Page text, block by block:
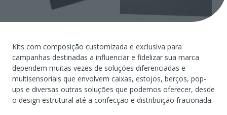
Kits com composição customizada e exclusiva para
campanhas destinadas a influenciar e fidelizar sua marca
dependem muitas vezes de soluções diferenciadas e
multisensoriais que envolvem caixas, estojos, berços, pop-
ups e diversas outras soluções que podemos oferecer, desde
o design estrutural até a confecção e distribuição fracionada.